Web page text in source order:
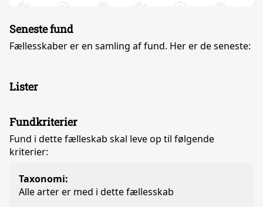
Seneste fund
Fællesskaber er en samling af fund. Her er de seneste:
Lister
Fundkriterier
Fund i dette fælleskab skal leve op til følgende
kriterier:
Taxonomi:
Alle arter er med i dette fællesskab